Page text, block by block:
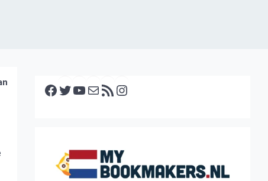
Facebook Twitter YouTube E-mail RSS feed